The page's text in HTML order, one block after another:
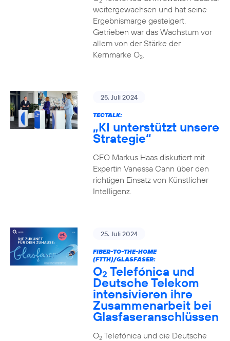
weitergewachsen und hat seine
Ergebnismarge gesteigert.
Getrieben war das Wachstum vor
allem von der Stärke der
Kernmarke O2.
25. Juli 2024
TECTALK:
„KI unterstützt unsere
Strategie“
CEO Markus Haas diskutiert mit
Expertin Vanessa Cann über den
richtigen Einsatz von Künstlicher
Intelligenz.
25. Juli 2024
FIBER-TO-THE-HOME
(FTTH)/GLASFASER:
O2 Telefónica und
Deutsche Telekom
intensivieren ihre
Zusammenarbeit bei
Glasfaseranschlüssen
O2Telefónica und die Deutsche